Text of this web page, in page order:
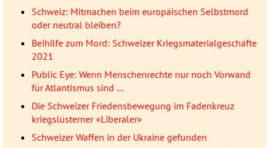
Schweiz: Mitmachen beim europäischen Selbstmord
oder neutral bleiben?
Beihilfe zum Mord: Schweizer Kriegsmaterialgeschäfte
2021
Public Eye: Wenn Menschenrechte nur noch Vorwand
für Atlantismus sind ...
Die Schweizer Friedensbewegung im Fadenkreuz
kriegslüsterner «Liberaler»
Schweizer Waffen in der Ukraine gefunden